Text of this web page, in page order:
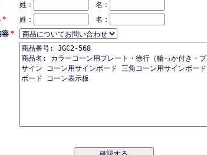
姓：
名：
* 姓：
名：
容*